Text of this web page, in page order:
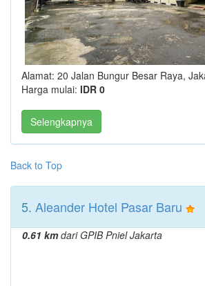
Alamat: 20 Jalan Bungur Besar Raya,
Harga mulai: IDR 0
Selengkapnya
Back to Top
5. Aleander Hotel Pasar Baru
0.61 kmdari GPIB Pniel Jakarta